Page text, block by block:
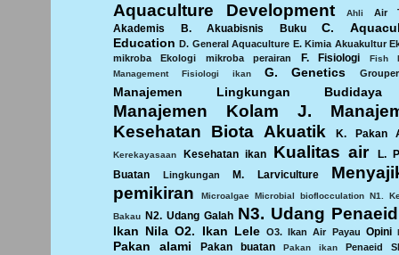
Aquaculture Development Ahli Air
Akademis B. Akuabisnis Buku
C.
Education D. General Aquaculture E. Kimia Akuakultur
mikroba
Ekologi mikroba perairan F. Fisiologi
Fish
Management
Fisiologi ikan G. Genetics Grouper
Manajemen Lingkungan Budidaya
Manajemen Kolam
J.
Kesehatan Biota Akuatik
K. Pakan
Kerekayasaan Kesehatan ikan Kualitas air
L.
Buatan
Lingkungan M. Larviculture
pemikiran
Microalgae Microbial bioflocculation N1.
Bakau N2. Udang Galah N3. Udang Penaeid
Ikan Nila O2. Ikan Lele O3. Ikan Air Payau Opini
Pakan alami Pakan buatan Pakan ikan
Penaeid